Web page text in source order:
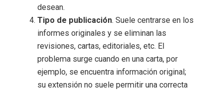
desean.
Tipo de publicación. Suele centrarse en los
informes originales y se eliminan las
revisiones, cartas, editoriales, etc. El
problema surge cuando en una carta, por
ejemplo, se encuentra información original;
su extensión no suele permitir una correcta